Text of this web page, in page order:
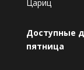
Цариц
Доступные
пятница